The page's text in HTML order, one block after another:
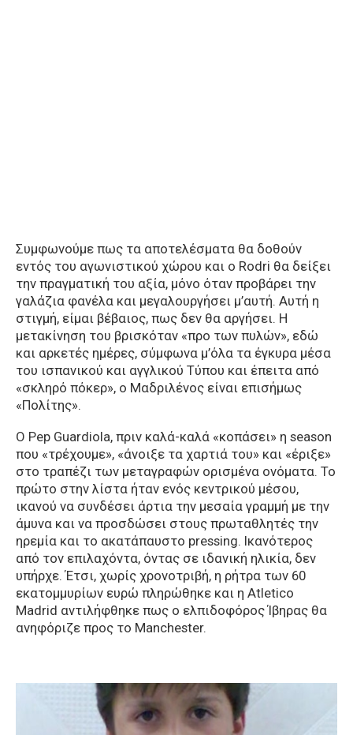
Συμφωνούμε πως τα αποτελέσματα θα δοθούν
εντός του αγωνιστικού χώρου και ο Rodri θα δείξει
την πραγματική του αξία, μόνο όταν προβάρει την
γαλάζια φανέλα και μεγαλουργήσει μ’αυτή. Αυτή η
στιγμή, είμαι βέβαιος, πως δεν θα αργήσει. Η
μετακίνηση του βρισκόταν «προ των πυλών», εδώ
και αρκετές ημέρες, σύμφωνα μ’όλα τα έγκυρα μέσα
του ισπανικού και αγγλικού Τύπου και έπειτα από
«σκληρό πόκερ», ο Μαδριλένος είναι επισήμως
«Πολίτης».
Ο Pep Guardiola, πριν καλά-καλά «κοπάσει» η season
που «τρέχουμε», «άνοιξε τα χαρτιά του» και «έριξε»
στο τραπέζι των μεταγραφών ορισμένα ονόματα. Το
πρώτο στην λίστα ήταν ενός κεντρικού μέσου,
ικανού να συνδέσει άρτια την μεσαία γραμμή με την
άμυνα και να προσδώσει στους πρωταθλητές την
ηρεμία και το ακατάπαυστο pressing. Ικανότερος
από τον επιλαχόντα, όντας σε ιδανική ηλικία, δεν
υπήρχε. Έτσι, χωρίς χρονοτριβή, η ρήτρα των 60
εκατομμυρίων ευρώ πληρώθηκε και η Atletico
Madrid αντιλήφθηκε πως ο ελπιδοφόρος Ίβηρας θα
ανηφόριζε προς το Manchester.